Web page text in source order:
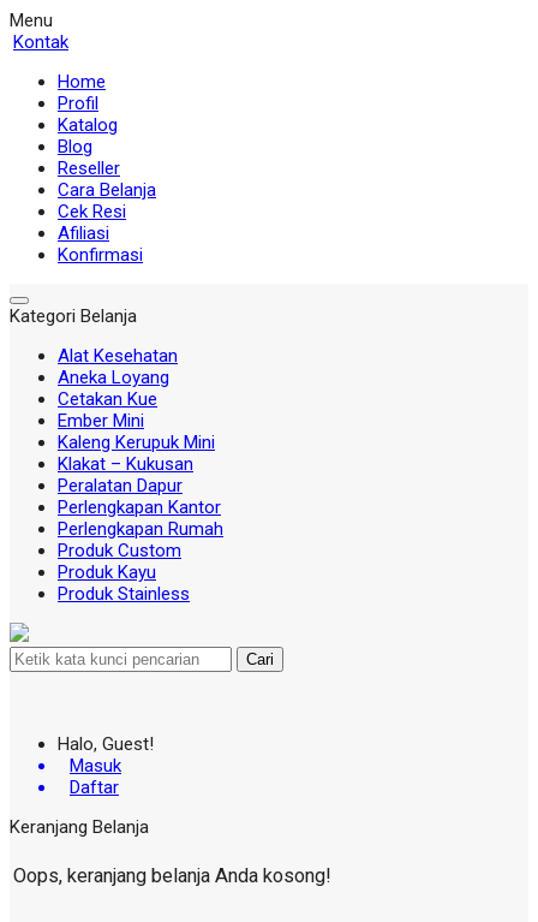
Menu
Kontak
Home
Profil
Katalog
Blog
Reseller
Cara Belanja
Cek Resi
Afiliasi
Konfirmasi
Kategori Belanja
Alat Kesehatan
Aneka Loyang
Cetakan Kue
Ember Mini
Kaleng Kerupuk Mini
Klakat – Kukusan
Peralatan Dapur
Perlengkapan Kantor
Perlengkapan Rumah
Produk Custom
Produk Kayu
Produk Stainless
Cari
Halo, Guest!
Masuk
Daftar
Keranjang Belanja
Oops, keranjang belanja Anda kosong!